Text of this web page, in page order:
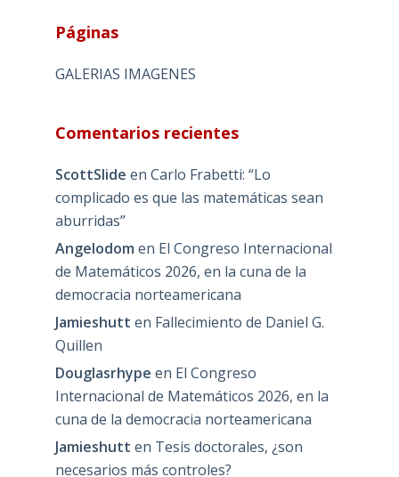
Páginas
GALERIAS IMAGENES
Comentarios recientes
ScottSlide en Carlo Frabetti: “Lo
complicado es que las matemáticas sean
aburridas”
Angelodom en El Congreso Internacional
de Matemáticos 2026, en la cuna de la
democracia norteamericana
Jamieshutt en Fallecimiento de Daniel G.
Quillen
Douglasrhype en El Congreso
Internacional de Matemáticos 2026, en la
cuna de la democracia norteamericana
Jamieshutt en Tesis doctorales, ¿son
necesarios más controles?